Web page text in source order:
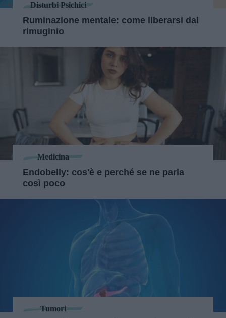
Disturbi Psichici
Ruminazione mentale: come liberarsi dal
rimuginio
Medicina
Endobelly: cos'è e perché se ne parla
così poco
Tumori